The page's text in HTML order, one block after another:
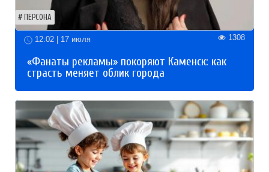
ПЕРСОНА
12:02 | 17 июля 1308
«Фанаты рекламы» покоряют Каменск: как
страсть меняет облик города